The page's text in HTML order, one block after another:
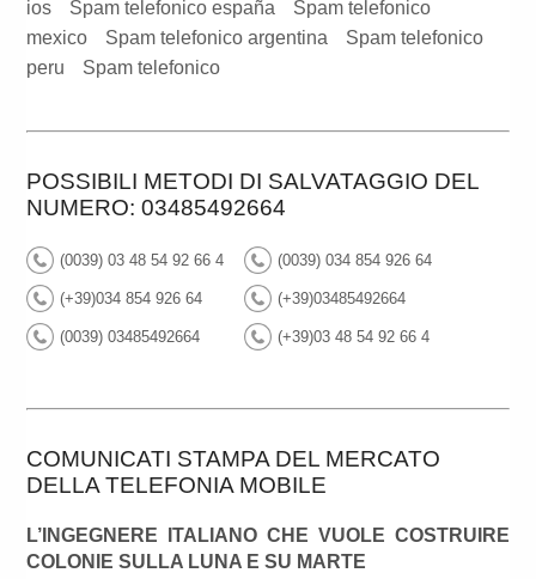
ios
Spam telefonico españa
Spam telefonico
mexico
Spam telefonico argentina
Spam telefonico
peru
Spam telefonico
POSSIBILI METODI DI SALVATAGGIO DEL
NUMERO: 03485492664
(0039) 03 48 54 92 66 4 (0039) 034 854 926 64
(+39)034 854 926 64 (+39)03485492664
(0039) 03485492664 (+39)03 48 54 92 66 4
COMUNICATI STAMPA DEL MERCATO
DELLA TELEFONIA MOBILE
L’INGEGNERE ITALIANO CHE VUOLE COSTRUIRE
COLONIE SULLA LUNA E SU MARTE